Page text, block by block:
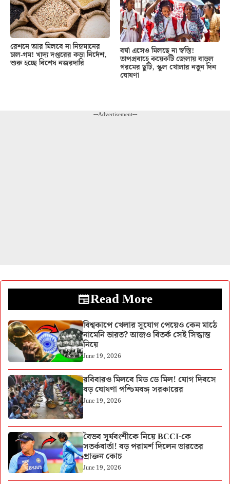
রেশনে আর মিলবে না নিম্নমানের
চাল-গম! খাদ্য দপ্তরের কড়া নির্দেশ,
শুরু হচ্ছে বিশেষ নজরদারি
বর্ষা এসেও মিলছে না স্বস্তি!
তাপপ্রবাহে কয়েকটি জেলায় বাড়ল
গরমের ছুটি, স্কুল খোলার নতুন দিন
ঘোষণা
---Advertisement---
Read More
বিশ্বকাপে খেলার সুযোগ পেয়েও কেন মাঠে
নামেনি ভারত? আজও বিতর্ক সেই সিদ্ধান্ত
নিয়ে
June 19, 2026
রবিবারও মিলবে মিড ডে মিল! যোগ দিবসে
বড় ঘোষণা পশ্চিমবঙ্গ সরকারের
June 19, 2026
বৈভব সূর্যবংশীকে নিয়ে BCCI-কে
সতর্কবার্তা! বড় পরামর্শ দিলেন ভারতের
প্রাক্তন কোচ
June 19, 2026